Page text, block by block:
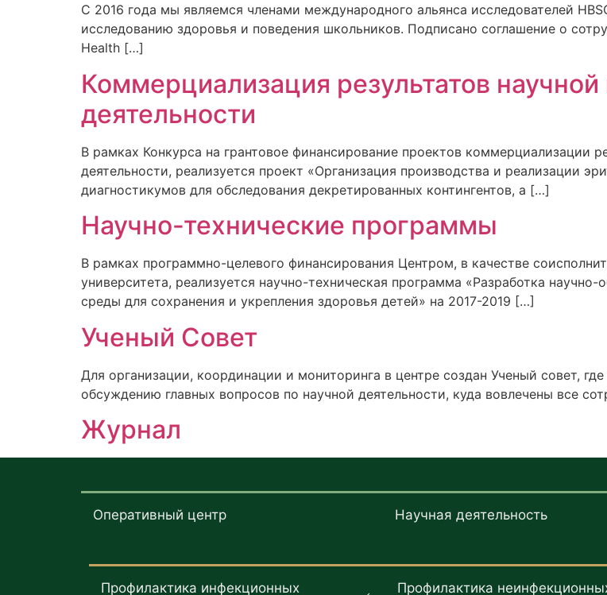
С 2016 года мы являемся членами международного альянса исследователей
исследованию здоровья и поведения школьников. Подписано соглашение о
Health […]
Коммерциализация результатов
деятельности
В рамках Конкурса на грантовое финансирование проектов коммерциализации
деятельности, реализуется проект «Организация производства и реализации
диагностикумов для обследования декретированных контингентов, а […]
Научно-технические программы
В рамках программно-целевого финансирования Центром, в качестве
университета, реализуется научно-техническая программа «Разработка
среды для сохранения и укрепления здоровья детей» на 2017-2019 […]
Ученый Совет
Для организации, координации и мониторинга в центре создан Ученый совет,
обсуждению главных вопросов по научной деятельности, куда вовлечены все
Журнал
Оперативный центр Научная деятельность
Профилактика инфекционных
Профилактика